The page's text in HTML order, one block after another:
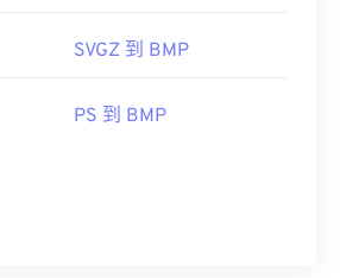
SVGZ 到 BMP
PS 到 BMP